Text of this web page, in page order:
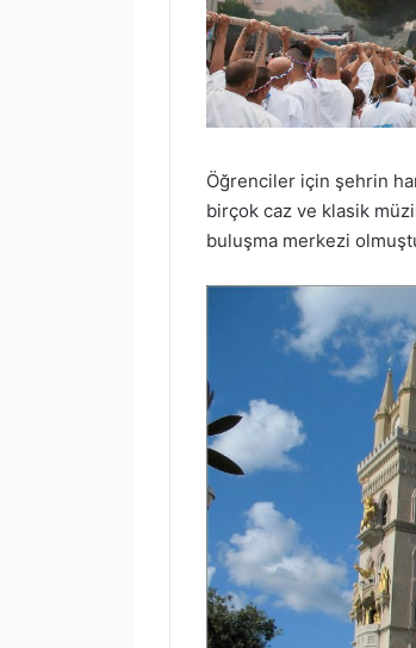
Öğrenciler için şehrin
birçok caz ve klasik
buluşma merkezi